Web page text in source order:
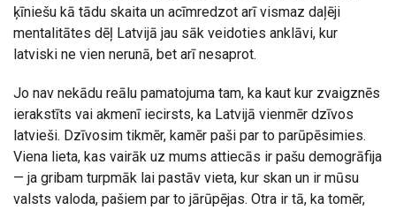
ķīniešu kā tādu skaita un acīmredzot arī vismaz daļēji
mentalitātes dēļ Latvijā jau sāk veidoties anklāvi, kur
latviski ne vien nerunā, bet arī nesaprot.
Jo nav nekādu reālu pamatojuma tam, ka kaut kur zvaigznēs
ierakstīts vai akmenī iecirsts, ka Latvijā vienmēr dzīvos
latvieši. Dzīvosim tikmēr, kamēr paši par to parūpēsimies.
Viena lieta, kas vairāk uz mums attiecās ir pašu demogrāfija
— ja gribam turpmāk lai pastāv vieta, kur skan un ir mūsu
valsts valoda, pašiem par to jārūpējas. Otra ir tā, ka tomēr,